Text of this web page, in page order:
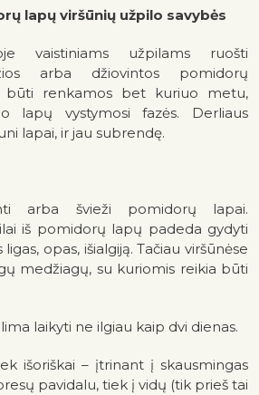
lapų viršūnių užpilo savybės
vaistiniams užpilams ruošti
arba džiovintos pomidorų
būti renkamos bet kuriuo metu,
lapų vystymosi fazės. Derliaus
lapai, ir jau subrendę.
arba švieži pomidorų lapai.
iš pomidorų lapų padeda gydyti
opas, išialgiją. Tačiau viršūnėse
medžiagų, su kuriomis reikia būti
laikyti ne ilgiau kaip dvi dienas.
išoriškai – įtrinant į skausmingas
pavidalu, tiek į vidų (tik prieš tai